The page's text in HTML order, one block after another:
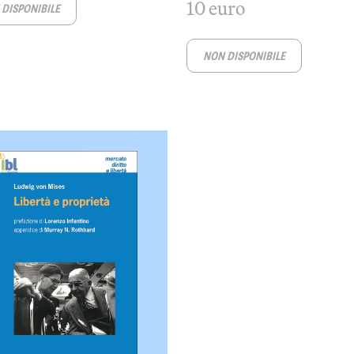
10 euro
NON DISPONIBILE